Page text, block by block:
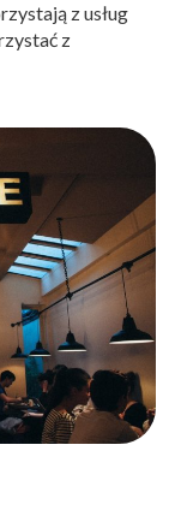
z usług
z